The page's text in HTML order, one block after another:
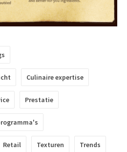
Culinaire expertise
Prestatie
Retail Texturen Trends